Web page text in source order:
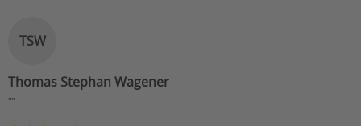
TSW
Thomas Stephan Wagener
""